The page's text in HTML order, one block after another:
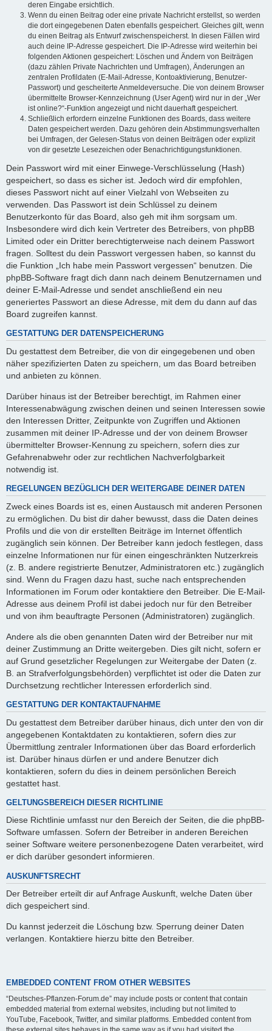
deren Eingabe ersichtlich.
Wenn du einen Beitrag oder eine private Nachricht erstellst, so werden
die dort eingegebenen Daten ebenfalls gespeichert. Gleiches gilt, wenn
du einen Beitrag als Entwurf zwischenspeicherst. In diesen Fällen wird
auch deine IP-Adresse gespeichert. Die IP-Adresse wird weiterhin bei
folgenden Aktionen gespeichert: Löschen und Ändern von Beiträgen
(dazu zählen Private Nachrichten und Umfragen), Änderungen an
zentralen Profildaten (E-Mail-Adresse, Kontoaktivierung, Benutzer-
Passwort) und gescheiterte Anmeldeversuche. Die von deinem Browser
übermittelte Browser-Kennzeichnung (User Agent) wird nur in der „Wer
ist online?“-Funktion angezeigt und nicht dauerhaft gespeichert.
Schließlich erfordern einzelne Funktionen des Boards, dass weitere
Daten gespeichert werden. Dazu gehören dein Abstimmungsverhalten
bei Umfragen, der Gelesen-Status von deinen Beiträgen oder explizit
von dir gesetzte Lesezeichen oder Benachrichtigungsfunktionen.
Dein Passwort wird mit einer Einwege-Verschlüsselung (Hash)
gespeichert, so dass es sicher ist. Jedoch wird dir empfohlen,
dieses Passwort nicht auf einer Vielzahl von Webseiten zu
verwenden. Das Passwort ist dein Schlüssel zu deinem
Benutzerkonto für das Board, also geh mit ihm sorgsam um.
Insbesondere wird dich kein Vertreter des Betreibers, von phpBB
Limited oder ein Dritter berechtigterweise nach deinem Passwort
fragen. Solltest du dein Passwort vergessen haben, so kannst du
die Funktion „Ich habe mein Passwort vergessen“ benutzen. Die
phpBB-Software fragt dich dann nach deinem Benutzernamen und
deiner E-Mail-Adresse und sendet anschließend ein neu
generiertes Passwort an diese Adresse, mit dem du dann auf das
Board zugreifen kannst.
GESTATTUNG DER DATENSPEICHERUNG
Du gestattest dem Betreiber, die von dir eingegebenen und oben
näher spezifizierten Daten zu speichern, um das Board betreiben
und anbieten zu können.
Darüber hinaus ist der Betreiber berechtigt, im Rahmen einer
Interessenabwägung zwischen deinen und seinen Interessen sowie
den Interessen Dritter, Zeitpunkte von Zugriffen und Aktionen
zusammen mit deiner IP-Adresse und der von deinem Browser
übermittelter Browser-Kennung zu speichern, sofern dies zur
Gefahrenabwehr oder zur rechtlichen Nachverfolgbarkeit
notwendig ist.
REGELUNGEN BEZÜGLICH DER WEITERGABE DEINER DATEN
Zweck eines Boards ist es, einen Austausch mit anderen Personen
zu ermöglichen. Du bist dir daher bewusst, dass die Daten deines
Profils und die von dir erstellten Beiträge im Internet öffentlich
zugänglich sein können. Der Betreiber kann jedoch festlegen, dass
einzelne Informationen nur für einen eingeschränkten Nutzerkreis
(z. B. andere registrierte Benutzer, Administratoren etc.) zugänglich
sind. Wenn du Fragen dazu hast, suche nach entsprechenden
Informationen im Forum oder kontaktiere den Betreiber. Die E-Mail-
Adresse aus deinem Profil ist dabei jedoch nur für den Betreiber
und von ihm beauftragte Personen (Administratoren) zugänglich.
Andere als die oben genannten Daten wird der Betreiber nur mit
deiner Zustimmung an Dritte weitergeben. Dies gilt nicht, sofern er
auf Grund gesetzlicher Regelungen zur Weitergabe der Daten (z.
B. an Strafverfolgungsbehörden) verpflichtet ist oder die Daten zur
Durchsetzung rechtlicher Interessen erforderlich sind.
GESTATTUNG DER KONTAKTAUFNAHME
Du gestattest dem Betreiber darüber hinaus, dich unter den von dir
angegebenen Kontaktdaten zu kontaktieren, sofern dies zur
Übermittlung zentraler Informationen über das Board erforderlich
ist. Darüber hinaus dürfen er und andere Benutzer dich
kontaktieren, sofern du dies in deinem persönlichen Bereich
gestattet hast.
GELTUNGSBEREICH DIESER RICHTLINIE
Diese Richtlinie umfasst nur den Bereich der Seiten, die die phpBB-
Software umfassen. Sofern der Betreiber in anderen Bereichen
seiner Software weitere personenbezogene Daten verarbeitet, wird
er dich darüber gesondert informieren.
AUSKUNFTSRECHT
Der Betreiber erteilt dir auf Anfrage Auskunft, welche Daten über
dich gespeichert sind.
Du kannst jederzeit die Löschung bzw. Sperrung deiner Daten
verlangen. Kontaktiere hierzu bitte den Betreiber.
EMBEDDED CONTENT FROM OTHER WEBSITES
“Deutsches-Pflanzen-Forum.de” may include posts or content that contain
embedded material from external websites, including but not limited to
YouTube, Facebook, Twitter, and similar platforms. Embedded content from